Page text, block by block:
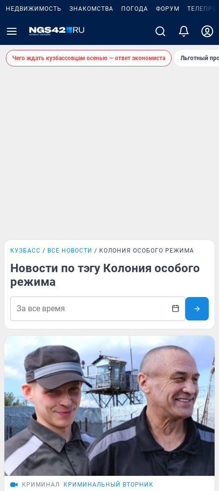
НЕДВИЖИМОСТЬ ЗНАКОМСТВА ПОГОДА ФОРУМ
Чего ждать кузбассовцам осенью — ответ экономиста Льготный
КУЗБАСС ВСЕ НОВОСТИ КОЛОНИЯ ОСОБОГО РЕЖИМА
Новости по тэгу Колония особого
режима
КРИМИНАЛ КРИМИНАЛЬНЫЙ ВТОРНИК